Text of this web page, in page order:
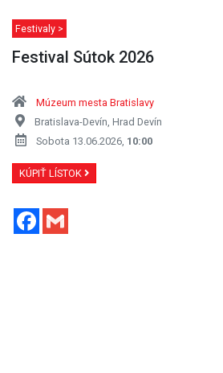
Festivaly >
Festival Sútok 2026
Múzeum mesta Bratislavy
Bratislava-Devín, Hrad Devín
Sobota 13.06.2026, 10:00
KÚPIŤ LÍSTOK
Facebook